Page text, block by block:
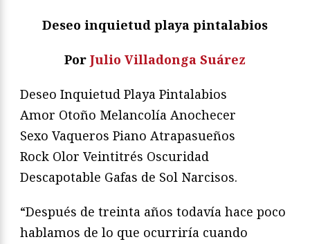
Deseo inquietud playa pintalabios
Por Julio Villadonga Suárez
Deseo Inquietud Playa Pintalabios
Amor Otoño Melancolía Anochecer
Sexo Vaqueros Piano Atrapasueños
Rock Olor Veintitrés Oscuridad
Descapotable Gafas de Sol Narcisos.
“Después de treinta años todavía hace poco
hablamos de lo que ocurriría cuando